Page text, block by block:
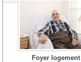
Foyer logement